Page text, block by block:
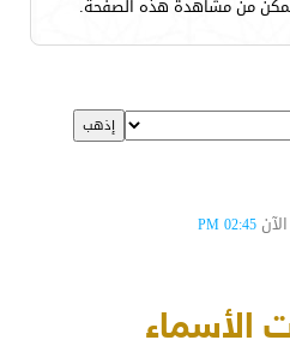
من مشاهدة هذه الصفحة.
02:45 PM
الأسماء